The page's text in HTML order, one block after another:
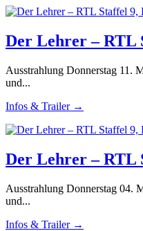
Der Lehrer – RTL
Ausstrahlung Donnerstag 11.
und...
Infos & Trailer →
Der Lehrer – RTL
Ausstrahlung Donnerstag 04.
und...
Infos & Trailer →